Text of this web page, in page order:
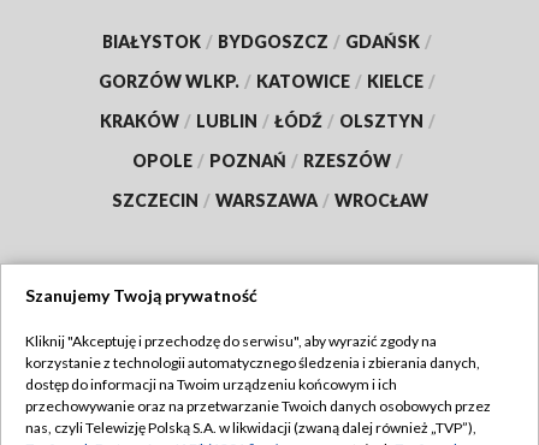
BIAŁYSTOK / BYDGOSZCZ / GDAŃSK /
GORZÓW WLKP. / KATOWICE / KIELCE /
KRAKÓW / LUBLIN / ŁÓDŹ / OLSZTYN /
OPOLE / POZNAŃ / RZESZÓW /
SZCZECIN / WARSZAWA / WROCŁAW
TVP
Abonament TVP
Regulamin TVP
Szanujemy Twoją prywatność
Kliknij "Akceptuję i przechodzę do serwisu", aby wyrazić zgody na
korzystanie z technologii automatycznego śledzenia i zbierania danych,
dostęp do informacji na Twoim urządzeniu końcowym i ich
przechowywanie oraz na przetwarzanie Twoich danych osobowych przez
nas, czyli Telewizję Polską S.A. w likwidacji (zwaną dalej również „TVP”),